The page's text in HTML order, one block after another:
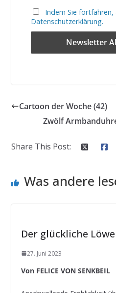
Indem Sie fortfahren,
Datenschutzerklärung.
Cartoon der Woche (42)
Zwölf
Share This Post:
Was andere
Der glückliche Löwe
27. Juni 2023
Von FELICE VON SENKBEIL